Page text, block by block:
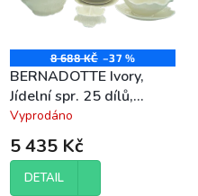
8 688 KČ –37 %
BERNADOTTE Ivory,
Jídelní spr. 25 dílů,
porcelán Thun
Průměrné
hodnocení
produktu
3,9
Vyprodáno
5 435 Kč
DETAIL